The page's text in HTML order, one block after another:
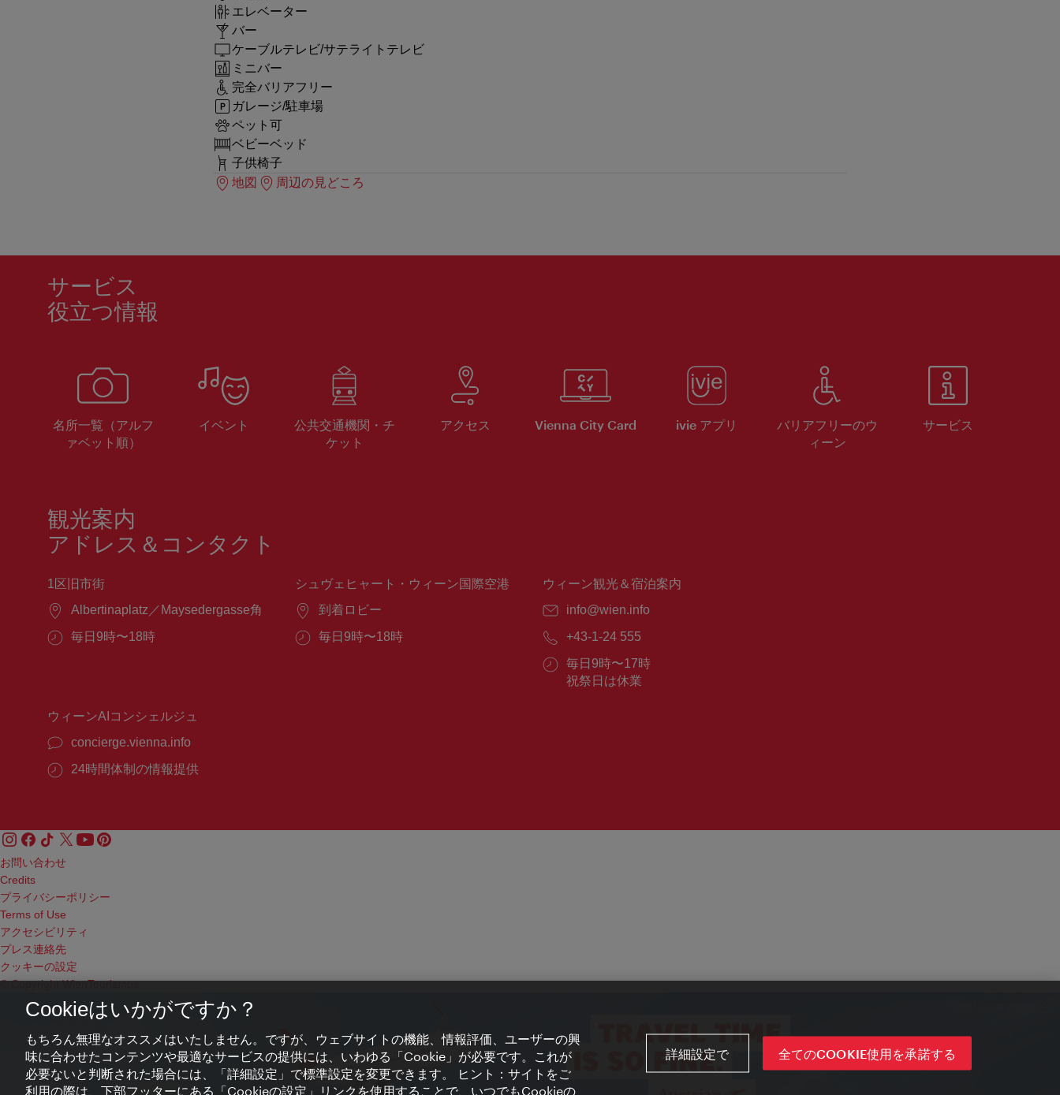
エレベーター
バー
ケーブルテレビ/サテライトテレビ
ミニバー
完全バリアフリー
ガレージ/駐車場
ペット可
ベビーベッド
子供椅子
地図
周辺の見どころ
サービス
役立つ情報
名所一覧（アルフ
ァベット順）
イベント
公共交通機関・チ
ケット
アクセス Vienna City Card ivie アプリ
バリアフリーのウ
ィーン
サービス
観光案内
アドレス＆コンタクト
1区旧市街
場
Albertinaplatz／Maysedergasse角
営
毎日9時〜18時
シュヴェヒャート・ウィーン国際空港
場
到着ロビー
営
毎日9時〜18時
ウィーン観光＆宿泊案内
E
ー
ル：
info@wien.info
電
番
号：
+43-1-24 555
営
業
毎日9時〜17時
祝祭日は休業
ウィーンAIコンシェルジュ
concierge.vienna.info
24時間体制の情報提供
お問い合わせ
Credits
プライバシーポリシー
Terms of Use
アクセシビリティ
プレス連絡先
クッキーの設定
© Copyright WienTourismus
Cookieはいかがですか？
もちろん無理なオススメはいたしません。ですが、ウェブサイトの機能、情報評価、ユーザーの興
味に合わせたコンテンツや最適なサービスの提供には、いわゆる「Cookie」が必要です。これが
必要ないと判断された場合には、「詳細設定」で標準設定を変更できます。 ヒント：サイトをご
利用の際は、下部フッターにある「Cookieの設定」リンクを使用することで、いつでもCookieの
詳細設定で 全てのCOOKIE使用を承諾する